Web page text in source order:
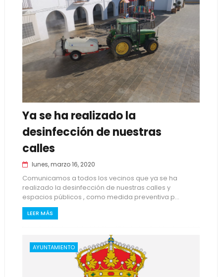
Ya se ha realizado la
desinfección de nuestras
calles
lunes, marzo 16, 2020
Comunicamos a todos los vecinos que ya se ha
realizado la desinfección de nuestras calles y
espacios públicos , como medida preventiva p...
LEER MÁS
AYUNTAMIENTO